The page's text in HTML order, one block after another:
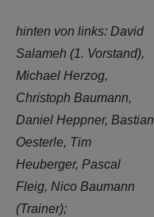
hinten von links: David
Salameh (1. Vorstand),
Michael Herzog,
Christoph Baumann,
Daniel Heppner, Bastian
Oesterle, Tim
Heuberger, Pascal
Fleig, Nico Baumann
(Trainer);